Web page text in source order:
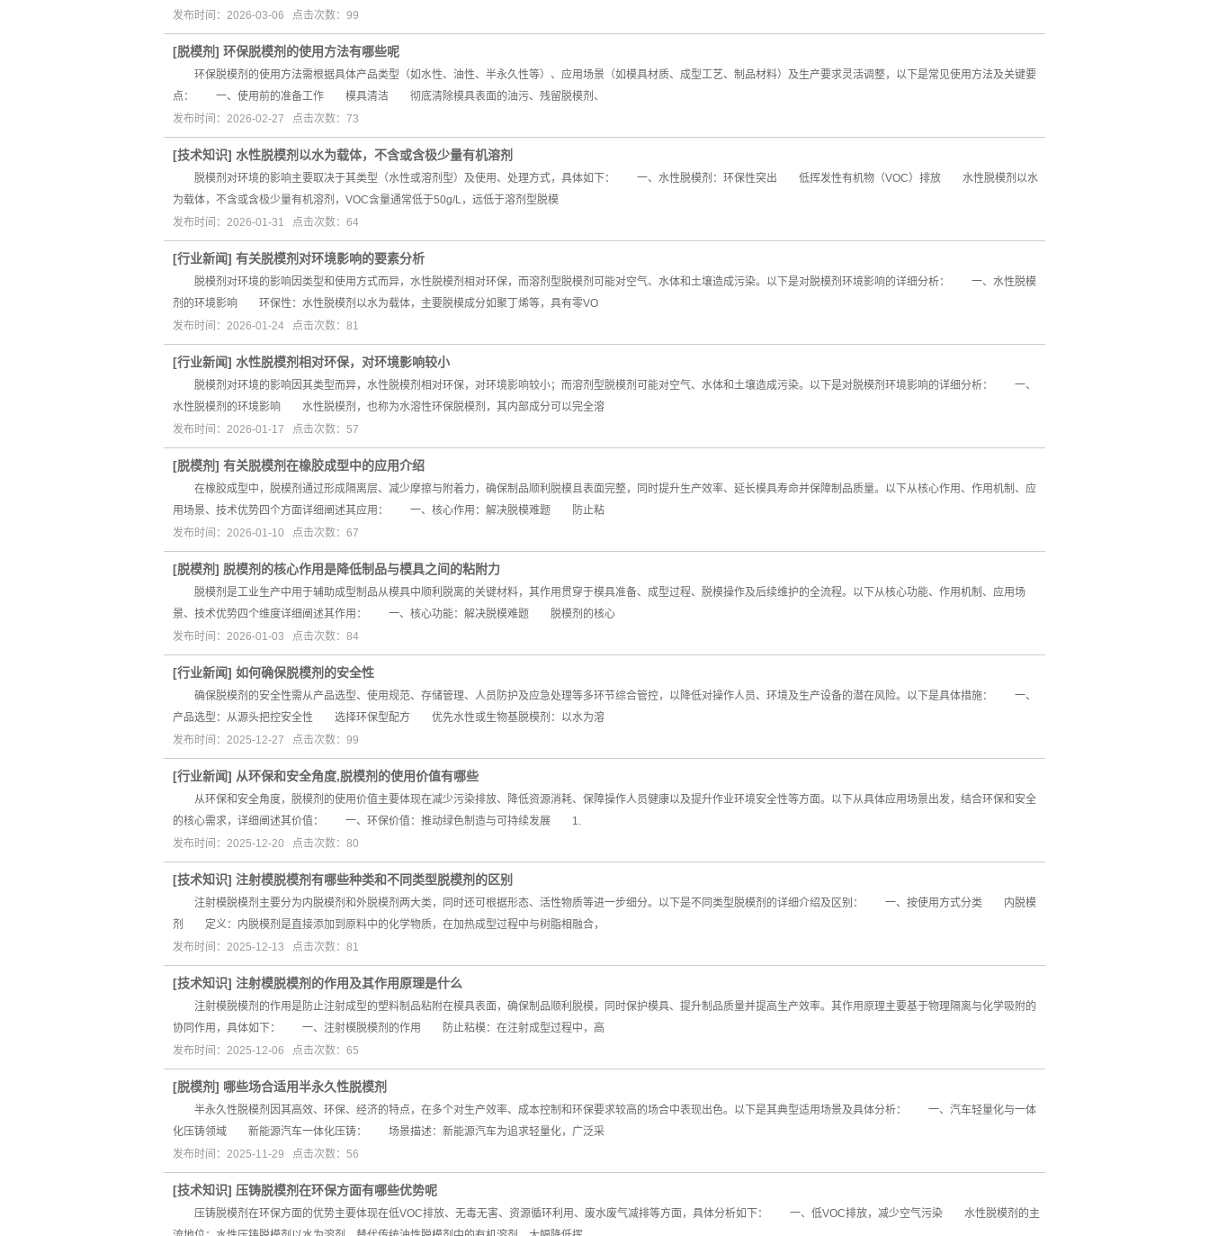
发布时间：2026-03-06 点击次数：99
[脱模剂] 环保脱模剂的使用方法有哪些呢
环保脱模剂的使用方法需根据具体产品类型（如水性、油性、半永久性等）、应用场景（如模具材质、成型工艺、制品材料）及生产要求灵活调整，以下是常见使用方法及关键要
点： 一、使用前的准备工作 模具清洁 彻底清除模具表面的油污、残留脱模剂、
发布时间：2026-02-27 点击次数：73
[技术知识] 水性脱模剂以水为载体，不含或含极少量有机溶剂
脱模剂对环境的影响主要取决于其类型（水性或溶剂型）及使用、处理方式，具体如下： 一、水性脱模剂：环保性突出 低挥发性有机物（VOC）排放 水性脱模剂以水
为载体，不含或含极少量有机溶剂，VOC含量通常低于50g/L，远低于溶剂型脱模
发布时间：2026-01-31 点击次数：64
[行业新闻] 有关脱模剂对环境影响的要素分析
脱模剂对环境的影响因类型和使用方式而异，水性脱模剂相对环保，而溶剂型脱模剂可能对空气、水体和土壤造成污染。以下是对脱模剂环境影响的详细分析： 一、水性脱模
剂的环境影响 环保性：水性脱模剂以水为载体，主要脱模成分如聚丁烯等，具有零VO
发布时间：2026-01-24 点击次数：81
[行业新闻] 水性脱模剂相对环保，对环境影响较小
脱模剂对环境的影响因其类型而异，水性脱模剂相对环保，对环境影响较小；而溶剂型脱模剂可能对空气、水体和土壤造成污染。以下是对脱模剂环境影响的详细分析： 一、
水性脱模剂的环境影响 水性脱模剂，也称为水溶性环保脱模剂，其内部成分可以完全溶
发布时间：2026-01-17 点击次数：57
[脱模剂] 有关脱模剂在橡胶成型中的应用介绍
在橡胶成型中，脱模剂通过形成隔离层、减少摩擦与附着力，确保制品顺利脱模且表面完整，同时提升生产效率、延长模具寿命并保障制品质量。以下从核心作用、作用机制、应
用场景、技术优势四个方面详细阐述其应用： 一、核心作用：解决脱模难题 防止粘
发布时间：2026-01-10 点击次数：67
[脱模剂] 脱模剂的核心作用是降低制品与模具之间的粘附力
脱模剂是工业生产中用于辅助成型制品从模具中顺利脱离的关键材料，其作用贯穿于模具准备、成型过程、脱模操作及后续维护的全流程。以下从核心功能、作用机制、应用场
景、技术优势四个维度详细阐述其作用： 一、核心功能：解决脱模难题 脱模剂的核心
发布时间：2026-01-03 点击次数：84
[行业新闻] 如何确保脱模剂的安全性
确保脱模剂的安全性需从产品选型、使用规范、存储管理、人员防护及应急处理等多环节综合管控，以降低对操作人员、环境及生产设备的潜在风险。以下是具体措施： 一、
产品选型：从源头把控安全性 选择环保型配方 优先水性或生物基脱模剂：以水为溶
发布时间：2025-12-27 点击次数：99
[行业新闻] 从环保和安全角度,脱模剂的使用价值有哪些
从环保和安全角度，脱模剂的使用价值主要体现在减少污染排放、降低资源消耗、保障操作人员健康以及提升作业环境安全性等方面。以下从具体应用场景出发，结合环保和安全
的核心需求，详细阐述其价值： 一、环保价值：推动绿色制造与可持续发展 1.
发布时间：2025-12-20 点击次数：80
[技术知识] 注射模脱模剂有哪些种类和不同类型脱模剂的区别
注射模脱模剂主要分为内脱模剂和外脱模剂两大类，同时还可根据形态、活性物质等进一步细分。以下是不同类型脱模剂的详细介绍及区别： 一、按使用方式分类 内脱模
剂 定义：内脱模剂是直接添加到原料中的化学物质，在加热成型过程中与树脂相融合，
发布时间：2025-12-13 点击次数：81
[技术知识] 注射模脱模剂的作用及其作用原理是什么
注射模脱模剂的作用是防止注射成型的塑料制品粘附在模具表面，确保制品顺利脱模，同时保护模具、提升制品质量并提高生产效率。其作用原理主要基于物理隔离与化学吸附的
协同作用，具体如下： 一、注射模脱模剂的作用 防止粘模：在注射成型过程中，高
发布时间：2025-12-06 点击次数：65
[脱模剂] 哪些场合适用半永久性脱模剂
半永久性脱模剂因其高效、环保、经济的特点，在多个对生产效率、成本控制和环保要求较高的场合中表现出色。以下是其典型适用场景及具体分析： 一、汽车轻量化与一体
化压铸领域 新能源汽车一体化压铸： 场景描述：新能源汽车为追求轻量化，广泛采
发布时间：2025-11-29 点击次数：56
[技术知识] 压铸脱模剂在环保方面有哪些优势呢
压铸脱模剂在环保方面的优势主要体现在低VOC排放、无毒无害、资源循环利用、废水废气减排等方面，具体分析如下： 一、低VOC排放，减少空气污染 水性脱模剂的主